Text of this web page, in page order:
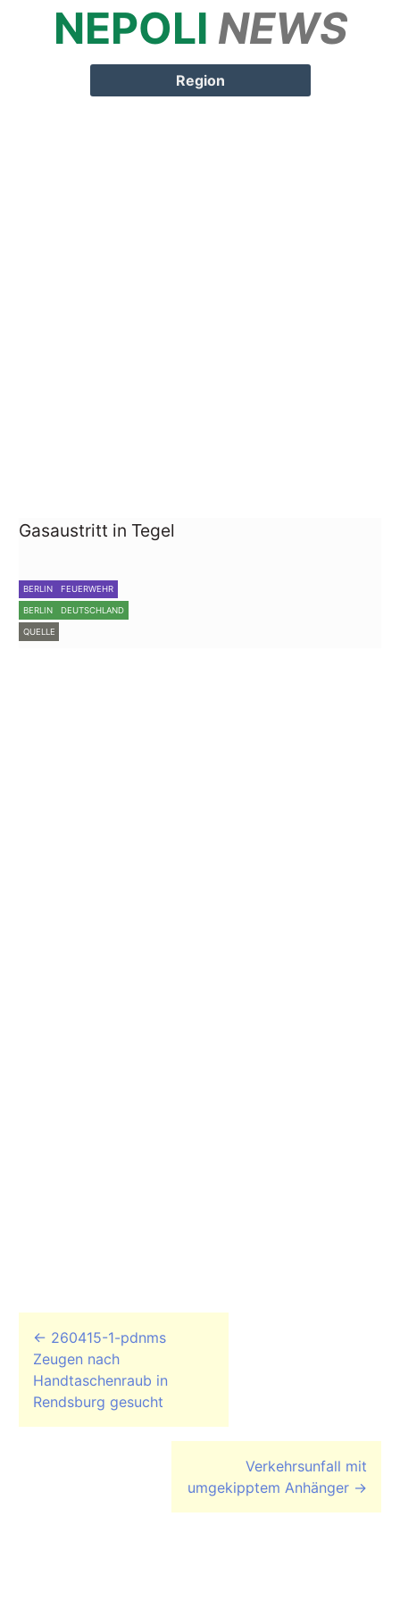
NEPOLI NEWS
Region
Gasaustritt in Tegel
BERLIN FEUERWEHR
BERLIN DEUTSCHLAND
QUELLE
Beitrags-Navigation
← 260415-1-pdnms
Zeugen nach
Handtaschenraub in
Rendsburg gesucht
Verkehrsunfall mit
umgekipptem Anhänger →